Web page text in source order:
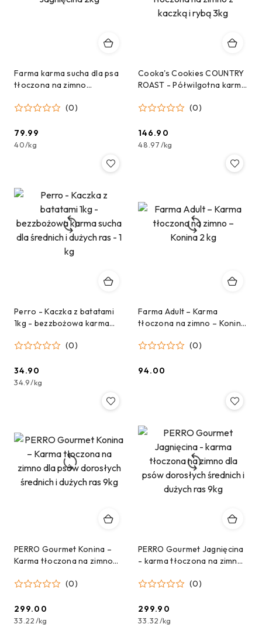
Farma karma sucha dla psa
tłoczona na zimno
(0)
Cena:
79.99
40/kg
Cooka's Cookies COUNTRY
ROAST - Półwilgotna karma
kaczką i rybą 3kg
(0)
Cena:
146.90
48.97/kg
Perro - Kaczka z batatami
1kg - bezzbożowa karma
ras - 1 kg
(0)
Cena:
34.90
34.9/kg
Farma Adult – Karma
tłoczona na zimno – Konina
(0)
Cena:
94.00
PERRO Gourmet Konina –
Karma tłoczona na zimno
średnich i dużych ras 9kg
(0)
Cena:
299.00
33.22/kg
PERRO Gourmet Jagnięcina
- karma tłoczona na zimno
średnich i dużych ras 9kg
(0)
Cena:
299.90
33.32/kg